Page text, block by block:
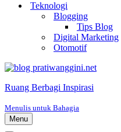
Teknologi
Blogging
Tips Blog
Digital Marketing
Otomotif
Ruang Berbagi Inspirasi
Menulis untuk Bahagia
Menu
Menu